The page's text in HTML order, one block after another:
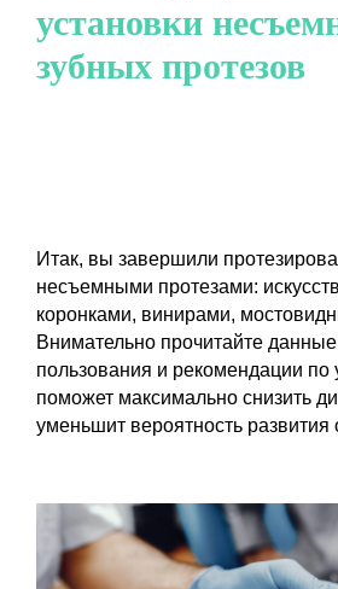
установки
зубных протезов
Итак, вы завершили
несъемными протезами:
коронками, винирами,
Внимательно прочитайте
пользования и рекомендации по
поможет максимально снизить
уменьшит вероятность развития